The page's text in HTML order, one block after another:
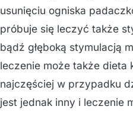
usunięciu ogniska
próbuje się leczyć także
bądź głęboką stymulacją
leczenie może także dieta
najczęściej w przypadku
jest jednak inny i leczenie